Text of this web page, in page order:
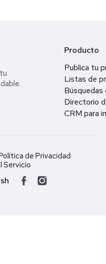
Producto
Publica tu
Listas de
Búsquedas
Directorio
CRM para
de Privacidad·
Servicio